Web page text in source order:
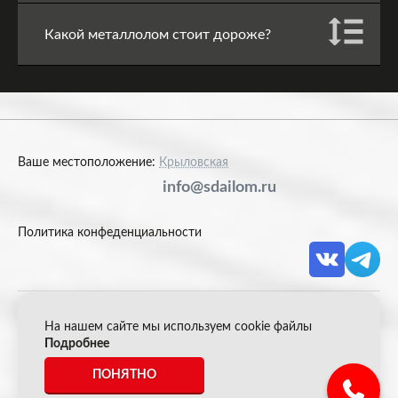
Какой металлолом стоит дороже?
Ваше местоположение: Крыловская
info@sdailom.ru
Политика конфеденциальности
© 2026 Акрон Скрап
*Все цены указанные на сайте не являются публичной
На нашем сайте мы используем cookie файлы
Подробнее
ПОНЯТНО